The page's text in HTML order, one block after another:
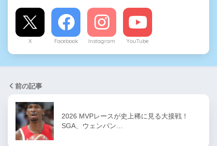
X Facebook Instagram YouTube
前の記事
2026 MVPレースが史上稀に見る大接戦！
SGA、ウェンバン…